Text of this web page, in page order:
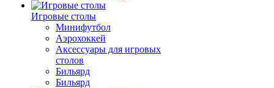
Игровые столы
Минифутбол
Аэрохоккей
Аксессуары для игровых
столов
Бильяpд
Бильяpд